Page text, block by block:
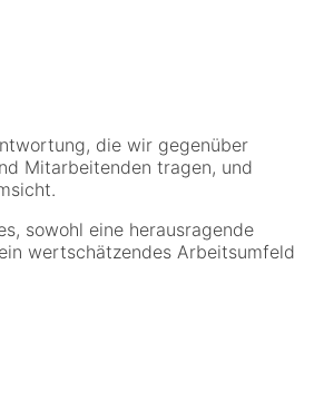
die wir gegenüber
Mitarbeitenden tragen, und
sowohl eine herausragende
wertschätzendes Arbeitsumfeld